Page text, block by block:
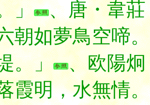
」
、唐・韋莊
朝如夢鳥空啼
。」
、欧陽
霞明，水無情